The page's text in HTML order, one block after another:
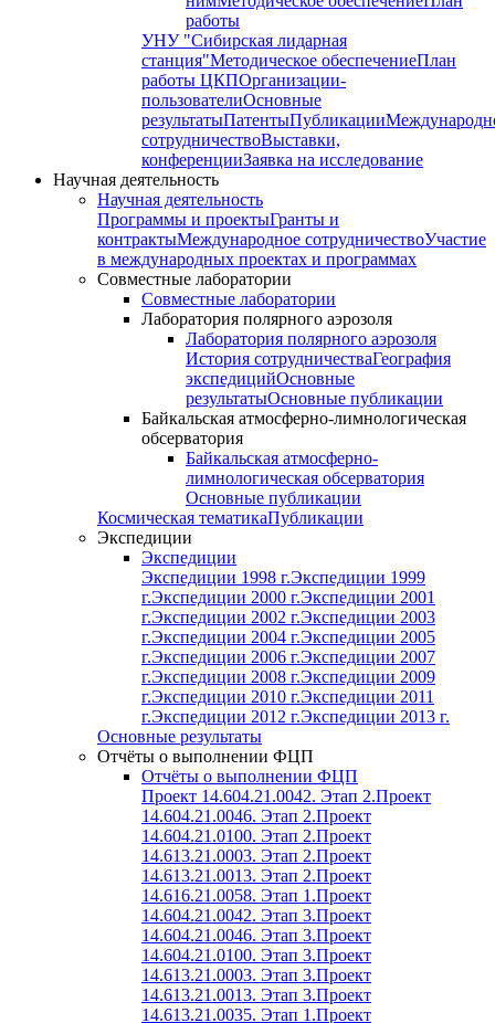
работы
УНУ "Сибирская лидарная
станция"Методическое обеспечениеПлан
работы ЦКПОрганизации-
пользователиОсновные
результатыПатентыПубликации
сотрудничествоВыставки,
конференцииЗаявка на исследование
Научная деятельность
Научная деятельность
Программы и проектыГранты и
контрактыМеждународное сотрудничествоУчастие
в международных проектах и программах
Совместные лаборатории
Совместные лаборатории
Лаборатория полярного аэрозоля
Лаборатория полярного аэрозоля
История сотрудничестваГеография
экспедицийОсновные
результатыОсновные публикации
Байкальская атмосферно-лимнологическая
обсерватория
Байкальская атмосферно-
лимнологическая обсерватория
Основные публикации
Космическая тематикаПубликации
Экспедиции
Экспедиции
Экспедиции 1998 г.Экспедиции 1999
г.Экспедиции 2000 г.Экспедиции 2001
г.Экспедиции 2002 г.Экспедиции 2003
г.Экспедиции 2004 г.Экспедиции 2005
г.Экспедиции 2006 г.Экспедиции 2007
г.Экспедиции 2008 г.Экспедиции 2009
г.Экспедиции 2010 г.Экспедиции 2011
г.Экспедиции 2012 г.Экспедиции 2013 г.
Основные результаты
Отчёты о выполнении ФЦП
Отчёты о выполнении ФЦП
Проект 14.604.21.0042. Этап 2.Проект
14.604.21.0046. Этап 2.Проект
14.604.21.0100. Этап 2.Проект
14.613.21.0003. Этап 2.Проект
14.613.21.0013. Этап 2.Проект
14.616.21.0058. Этап 1.Проект
14.604.21.0042. Этап 3.Проект
14.604.21.0046. Этап 3.Проект
14.604.21.0100. Этап 3.Проект
14.613.21.0003. Этап 3.Проект
14.613.21.0013. Этап 3.Проект
14.613.21.0035. Этап 1.Проект